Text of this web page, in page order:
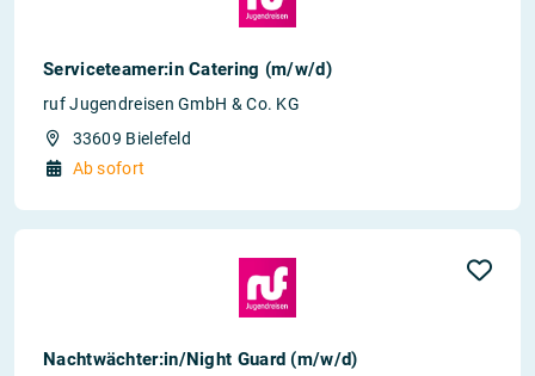
Serviceteamer:in Catering (m/w/d)
ruf Jugendreisen GmbH & Co. KG
33609 Bielefeld
Ab sofort
Nachtwächter:in/Night Guard (m/w/d)